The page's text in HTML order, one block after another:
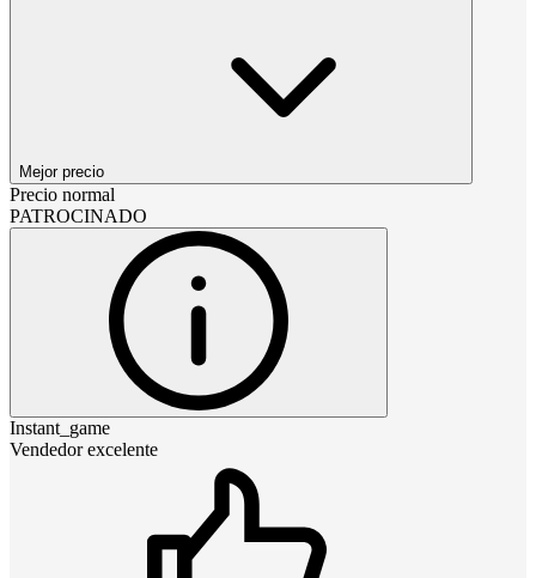
Mejor precio
Precio normal
PATROCINADO
Instant_game
Vendedor excelente